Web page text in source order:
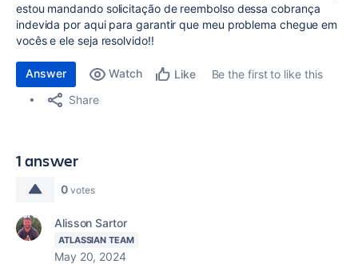
estou mandando solicitação de reembolso dessa cobrança
indevida por aqui para garantir que meu problema chegue em
vocês e ele seja resolvido!!
Answer Watch Like
Be the first to like this
Share
1 answer
0 votes
Alisson Sartor
ATLASSIAN TEAM
May 20, 2024